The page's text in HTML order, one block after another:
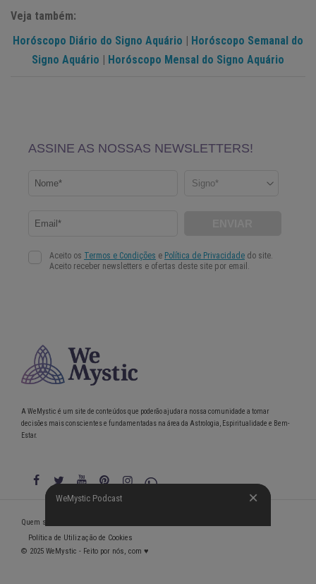
Veja também:
Horóscopo Diário do Signo Aquário | Horóscopo Semanal do
Signo Aquário | Horóscopo Mensal do Signo Aquário
WeMystic Podcast
A WeMystic é um site de conteúdos que poderão ajudar a nossa comunidade a tomar
decisões mais conscientes e fundamentadas na área da Astrologia, Espiritualidade e Bem-
Estar.
WeMystic Podcast
Quem somos
Política de Utilização de Cookies
© 2025 WeMystic - Feito por nós, com ♥